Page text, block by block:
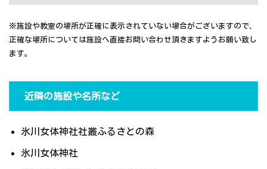
※施設や教室の場所が正確に表示されていない場合がございますので、
正確な場所については施設へ直接お問い合わせ頂きますようお願い致し
ます。
近隣の施設や名所など
氷川女体神社社叢ふるさとの森
氷川女体神社